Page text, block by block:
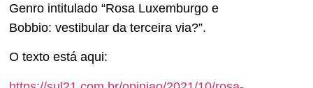
Genro intitulado “Rosa Luxemburgo e
Bobbio: vestibular da terceira via?”.
O texto está aqui: